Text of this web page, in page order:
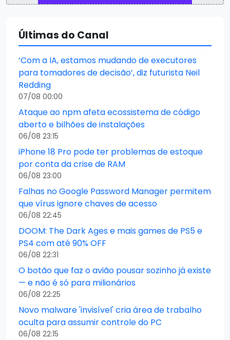
Últimas do Canal
‘Com a IA, estamos mudando de executores
para tomadores de decisão’, diz futurista Neil
Redding
07/08 00:00
Ataque ao npm afeta ecossistema de código
aberto e bilhões de instalações
06/08 23:15
iPhone 18 Pro pode ter problemas de estoque
por conta da crise de RAM
06/08 23:00
Falhas no Google Password Manager permitem
que vírus ignore chaves de acesso
06/08 22:45
DOOM: The Dark Ages e mais games de PS5 e
PS4 com até 90% OFF
06/08 22:31
O botão que faz o avião pousar sozinho já existe
— e não é só para milionários
06/08 22:25
Novo malware 'invisível' cria área de trabalho
oculta para assumir controle do PC
06/08 22:15